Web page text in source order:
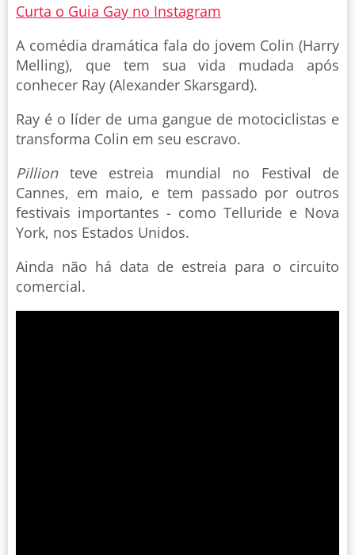
Curta o Guia Gay no Instagram
A comédia dramática fala do jovem Colin (Harry
Melling), que tem sua vida mudada após
conhecer Ray (Alexander Skarsgard).
Ray é o líder de uma gangue de motociclistas e
transforma Colin em seu escravo.
Pillionteve estreia mundial no Festival de
Cannes, em maio, e tem passado por outros
festivais importantes - como Telluride e Nova
York, nos Estados Unidos.
Ainda não há data de estreia para o circuito
comercial.